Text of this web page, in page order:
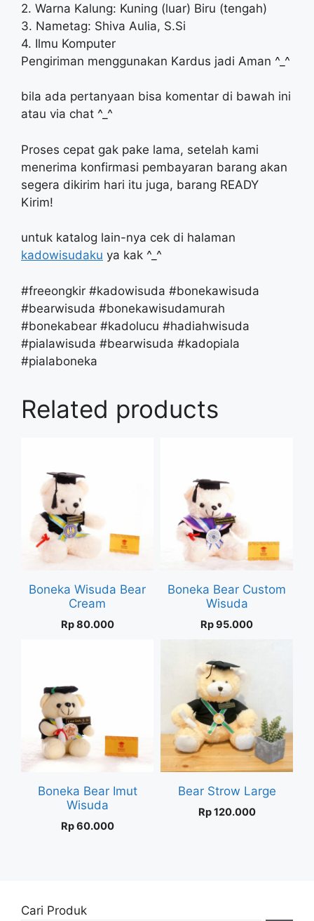
2. Warna Kalung: Kuning (luar) Biru (tengah)
3. Nametag: Shiva Aulia, S.Si
4. Ilmu Komputer
Pengiriman menggunakan Kardus jadi Aman ^_^
bila ada pertanyaan bisa komentar di bawah ini
atau via chat ^_^
Proses cepat gak pake lama, setelah kami
menerima konfirmasi pembayaran barang akan
segera dikirim hari itu juga, barang READY
Kirim!
untuk katalog lain-nya cek di halaman
kadowisudaku ya kak ^_^
#freeongkir #kadowisuda #bonekawisuda
#bearwisuda #bonekawisudamurah
#bonekabear #kadolucu #hadiahwisuda
#pialawisuda #bearwisuda #kadopiala
#pialaboneka
Related products
Boneka Wisuda Bear
Cream
Rp80.000
Boneka Bear Custom
Wisuda
Rp95.000
Boneka Bear Imut
Wisuda
Rp60.000
Bear Strow Large
Rp120.000
Cari Produk